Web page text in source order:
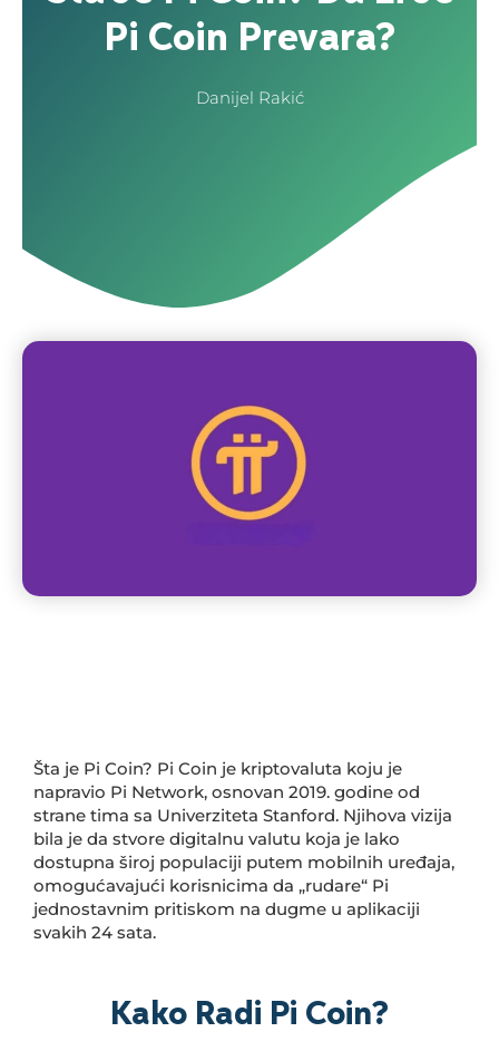
Pi Coin Prevara?
Danijel Rakić
Šta je Pi Coin? Pi Coin je kriptovaluta koju je
napravio Pi Network, osnovan 2019. godine od
strane tima sa Univerziteta Stanford. Njihova vizija
bila je da stvore digitalnu valutu koja je lako
dostupna široj populaciji putem mobilnih uređaja,
omogućavajući korisnicima da „rudare“ Pi
jednostavnim pritiskom na dugme u aplikaciji
svakih 24 sata.
Kako Radi Pi Coin?